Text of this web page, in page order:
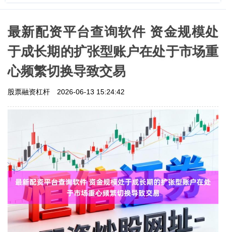
最新配资平台查询软件 资金规模处
于成长期的扩张型账户在处于市场重
心频繁切换导致交易
股票融资杠杆 2026-06-13 15:24:42